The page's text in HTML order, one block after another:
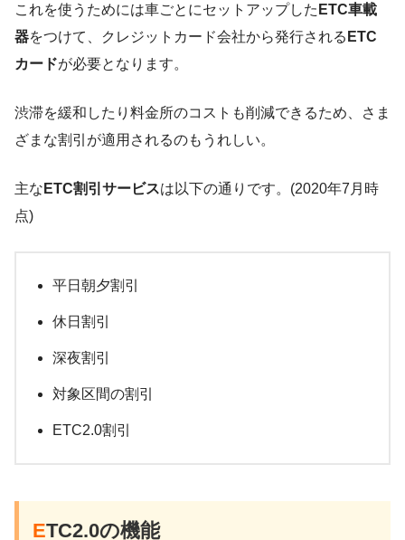
これを使うためには車ごとにセットアップした ETC車載
器をつけて、クレジットカード会社から発行される ETC
カードが必要となります。
渋滞を緩和したり料金所のコストも削減できるため、さま
ざまな割引が適用されるのもうれしい。
主な ETC割引サービスは以下の通りです。(2020年7月時
点)
平日朝夕割引
休日割引
深夜割引
対象区間の割引
ETC2.0割引
ETC2.0の機能